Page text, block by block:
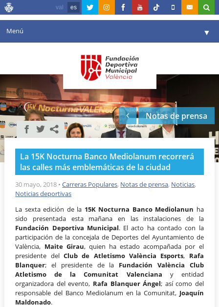
val es
Menú ▼
Agenda
Instalaciones
Comunicación ▼
Valencia en deporte
Portal de Transparencia
Reservas
Notas de prensa
La 15K Nocturna Banco Mediolanum recorrerá
las calles más emblemáticas de la ciudad
30 mayo, 2018 •Carreras Populares, Notas de prensa, Noticias,
Noticias deportivas
La sexta edición de la 15K Nocturna Banco Mediolanun ha
sido presentada esta mañana en las instalaciones de la
Fundación Deportiva Municipal. El acto ha contado con la
participación de la concejala de Deportes del Ayuntamiento de
València, Maite Girau, quien ha estado acompañada por el
presidente delClub de Atletismo València Esports, Rafa
Blanquer; el presidente de la Fundación València Club
Atletismo de la Comunitat Valenciana y entidad
organizadora del evento, Rafa Blanquer Ángel; así como del
responsable del Banco Mediolanum en la Comunitat, Joaquín
Maldonado.